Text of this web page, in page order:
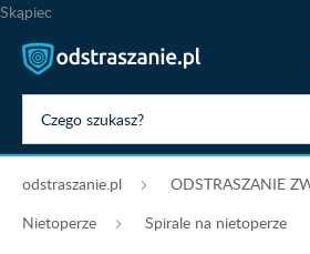
Skąpiec
odstraszanie.pl
ODSTRASZANIE
Nietoperze
Spirale na nietoperze